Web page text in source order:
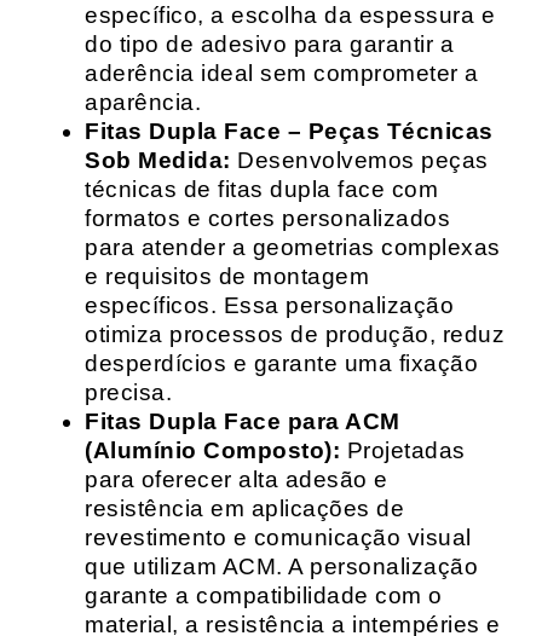
específico, a escolha da espessura e
do tipo de adesivo para garantir a
aderência ideal sem comprometer a
aparência.
Fitas Dupla Face – Peças Técnicas
Sob Medida: Desenvolvemos peças
técnicas de fitas dupla face com
formatos e cortes personalizados
para atender a geometrias complexas
e requisitos de montagem
específicos. Essa personalização
otimiza processos de produção, reduz
desperdícios e garante uma fixação
precisa.
Fitas Dupla Face para ACM
(Alumínio Composto): Projetadas
para oferecer alta adesão e
resistência em aplicações de
revestimento e comunicação visual
que utilizam ACM. A personalização
garante a compatibilidade com o
material, a resistência a intempéries e